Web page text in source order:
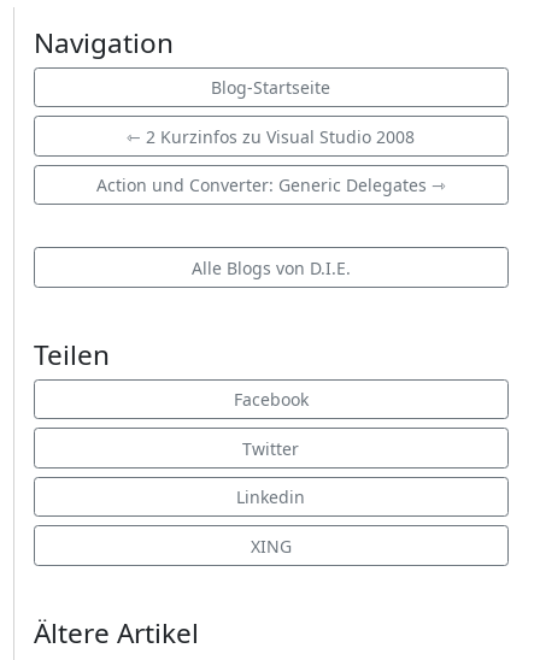
Navigation
Blog-Startseite
⇽ 2 Kurzinfos zu Visual Studio 2008
Action und Converter: Generic Delegates ⇾
Alle Blogs von D.I.E.
Teilen
Facebook
Twitter
Linkedin
XING
Ältere Artikel